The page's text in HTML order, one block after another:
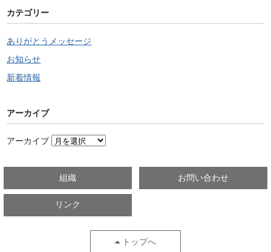
カテゴリー
ありがとうメッセージ
お知らせ
新着情報
アーカイブ
アーカイブ
組織 お問い合わせ
リンク
トップへ